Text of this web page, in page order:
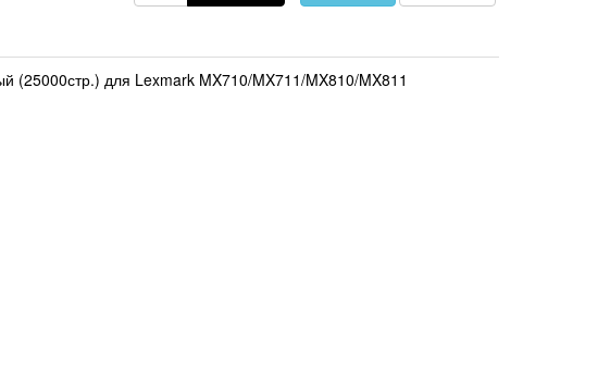
(25000стр.) для Lexmark MX710/MX711/MX810/MX811